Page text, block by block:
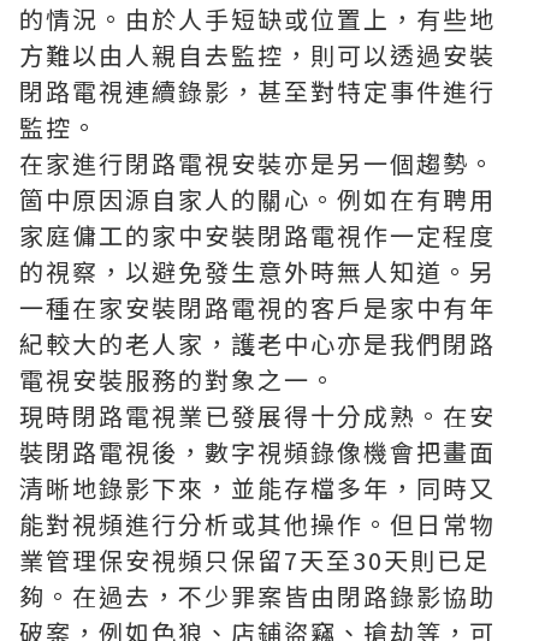
的情況。由於人手短缺或位置上，有些地
方難以由人親自去監控，則可以透過安裝
閉路電視連續錄影，甚至對特定事件進行
監控。
在家進行閉路電視安裝亦是另一個趨勢。
箇中原因源自家人的關心。例如在有聘用
家庭傭工的家中安裝閉路電視作一定程度
的視察，以避免發生意外時無人知道。另
一種在家安裝閉路電視的客戶是家中有年
紀較大的老人家，護老中心亦是我們閉路
電視安裝服務的對象之一。
現時閉路電視業已發展得十分成熟。在安
裝閉路電視後，數字視頻錄像機會把畫面
清晰地錄影下來，並能存檔多年，同時又
能對視頻進行分析或其他操作。但日常物
業管理保安視頻只保留7天至30天則已足
夠。在過去，不少罪案皆由閉路錄影協助
破案，例如色狼、店鋪盜竊、搶劫等，可